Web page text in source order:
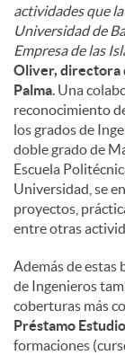
actividades que
Universidad de
Empresa de las
Oliver, directora
Palma. Una
reconocimiento
los grados de
doble grado de
Escuela
Universidad, se
proyectos,
entre otras
Además de estas
de Ingenieros
coberturas más
Préstamo
formaciones